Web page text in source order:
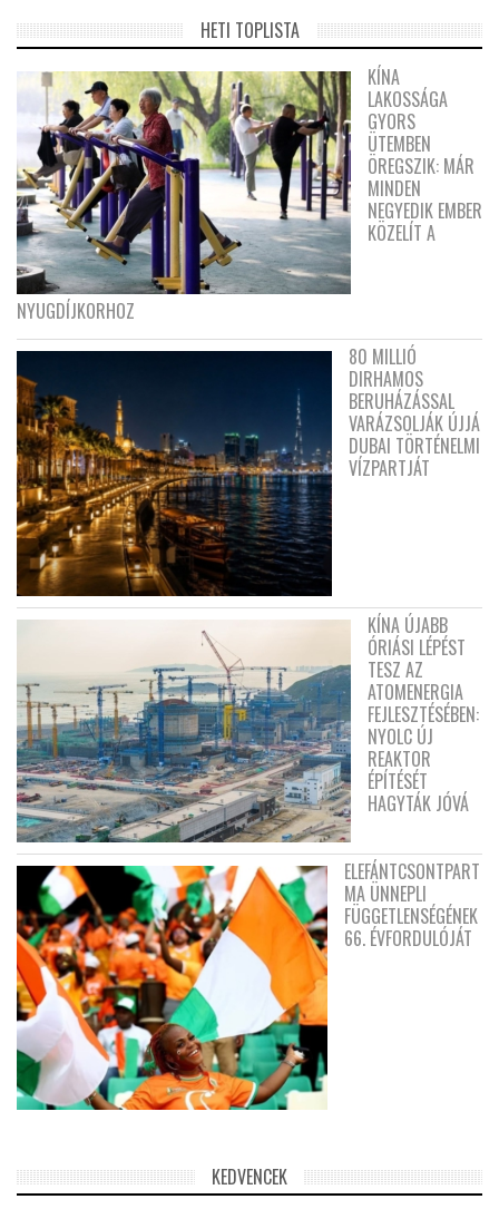
HETI TOPLISTA
KÍNA
LAKOSSÁGA
GYORS
ÜTEMBEN
ÖREGSZIK: MÁR
MINDEN
NEGYEDIK EMBER
KÖZELÍT A
NYUGDÍJKORHOZ
80 MILLIÓ
DIRHAMOS
BERUHÁZÁSSAL
VARÁZSOLJÁK ÚJJÁ
DUBAI TÖRTÉNELMI
VÍZPARTJÁT
KÍNA ÚJABB
ÓRIÁSI LÉPÉST
TESZ AZ
ATOMENERGIA
FEJLESZTÉSÉBEN:
NYOLC ÚJ
REAKTOR
ÉPÍTÉSÉT
HAGYTÁK JÓVÁ
ELEFÁNTCSONTPART
MA ÜNNEPLI
FÜGGETLENSÉGÉNEK
66. ÉVFORDULÓJÁT
KEDVENCEK